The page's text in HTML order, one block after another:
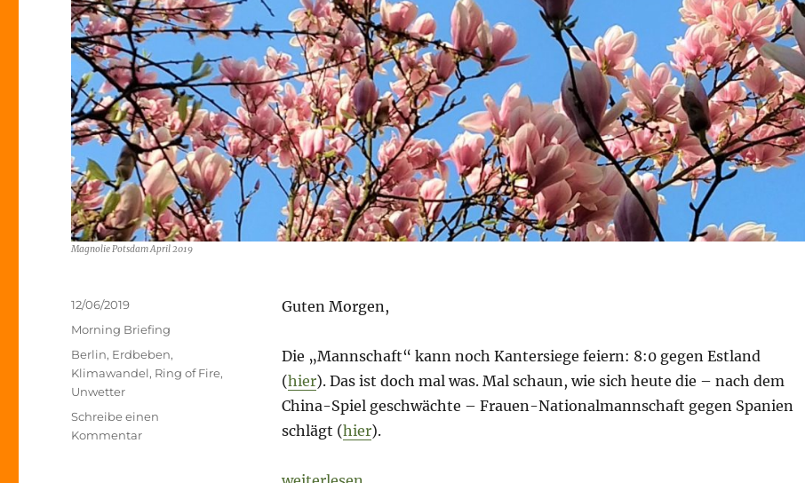
Magnolie Potsdam April 2019
Guten Morgen,
Die „Mannschaft“ kann noch Kantersiege feiern: 8:0 gegen Estland
(hier). Das ist doch mal was. Mal schaun, wie sich heute die – nach dem
China-Spiel geschwächte – Frauen-Nationalmannschaft gegen Spanien
schlägt (hier).
Veröffentlicht
am
12/06/2019
Kategorien
Morning Briefing
Schlagwörter
Berlin, Erdbeben,
Klimawandel, Ring of Fire,
Unwetter
Schreibe einen
Kommentarzu